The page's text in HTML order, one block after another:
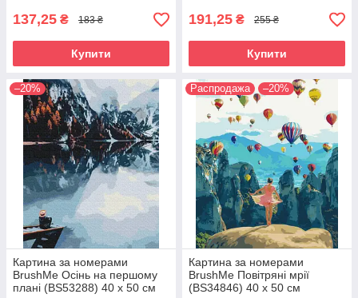
137,25 ₴ 183 ₴
Купити
191,25 ₴ 255 ₴
Купити
–20%
Картина за номерами
BrushMe Осінь на першому
плані (BS53288) 40 х 50 см
Распродажа –20%
Картина за номерами
BrushMe Повітряні мрії
(BS34846) 40 х 50 см